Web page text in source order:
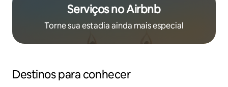
Serviços no Airbnb
Torne sua estadia ainda mais especial
Destinos para conhecer